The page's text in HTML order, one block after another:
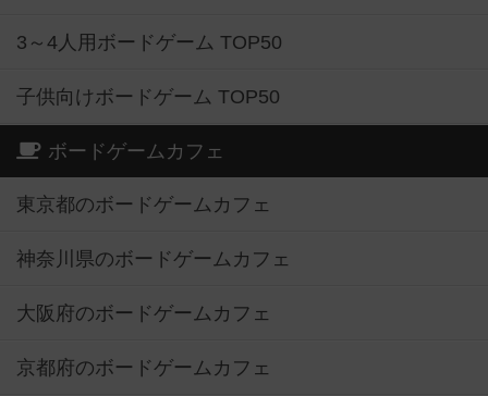
3～4人用ボードゲーム TOP50
子供向けボードゲーム TOP50
ボードゲームカフェ
東京都のボードゲームカフェ
神奈川県のボードゲームカフェ
大阪府のボードゲームカフェ
京都府のボードゲームカフェ